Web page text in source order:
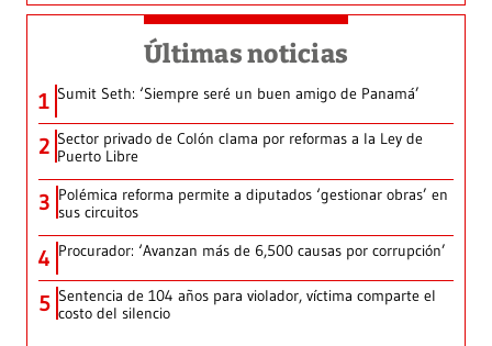
Últimas noticias
1 Sumit Seth: ‘Siempre seré un buen amigo de Panamá’
2 Sector privado de Colón clama por reformas a la Ley de
Puerto Libre
3 Polémica reforma permite a diputados ‘gestionar obras’ en
sus circuitos
4 Procurador: ‘Avanzan más de 6,500 causas por corrupción’
5 Sentencia de 104 años para violador, víctima comparte el
costo del silencio